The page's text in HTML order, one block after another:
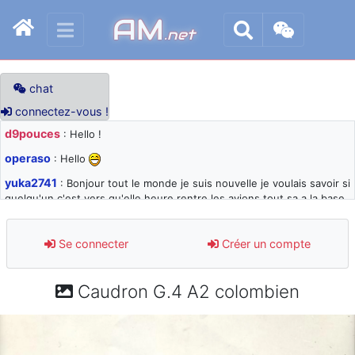
AM.net
chat
connectez-vous !
d9pouces : Hello !
operaso : Hello
yuka2741 : Bonjour tout le monde je suis nouvelle je voulais savoir si
quelqu'un c'est vers qu'elle heure rentre les avions tout sa a la base
d9pouces: désolé pour les quelques blocages du site ces derniers
jours : je teste des méthodes contre le spam et les bots trop nocifs
: Super, la nouvelle bannière
Se connecter Créer un compte
Caudron G.4 A2 colombien